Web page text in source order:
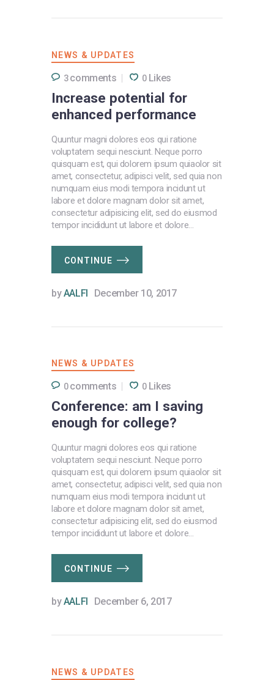
NEWS & UPDATES
3 comments 0 Likes
Increase potential for
enhanced performance
Quuntur magni dolores eos qui ratione
voluptatem sequi nesciunt. Neque porro
quisquam est, qui dolorem ipsum quiaolor sit
amet, consectetur, adipisci velit, sed quia non
numquam eius modi tempora incidunt ut
labore et dolore magnam dolor sit amet,
consectetur adipisicing elit, sed do eiusmod
tempor incididunt ut labore et dolore…
CONTINUE
byAALFI December 10, 2017
NEWS & UPDATES
0 comments 0 Likes
Conference: am I saving
enough for college?
Quuntur magni dolores eos qui ratione
voluptatem sequi nesciunt. Neque porro
quisquam est, qui dolorem ipsum quiaolor sit
amet, consectetur, adipisci velit, sed quia non
numquam eius modi tempora incidunt ut
labore et dolore magnam dolor sit amet,
consectetur adipisicing elit, sed do eiusmod
tempor incididunt ut labore et dolore…
CONTINUE
byAALFI December 6, 2017
NEWS & UPDATES